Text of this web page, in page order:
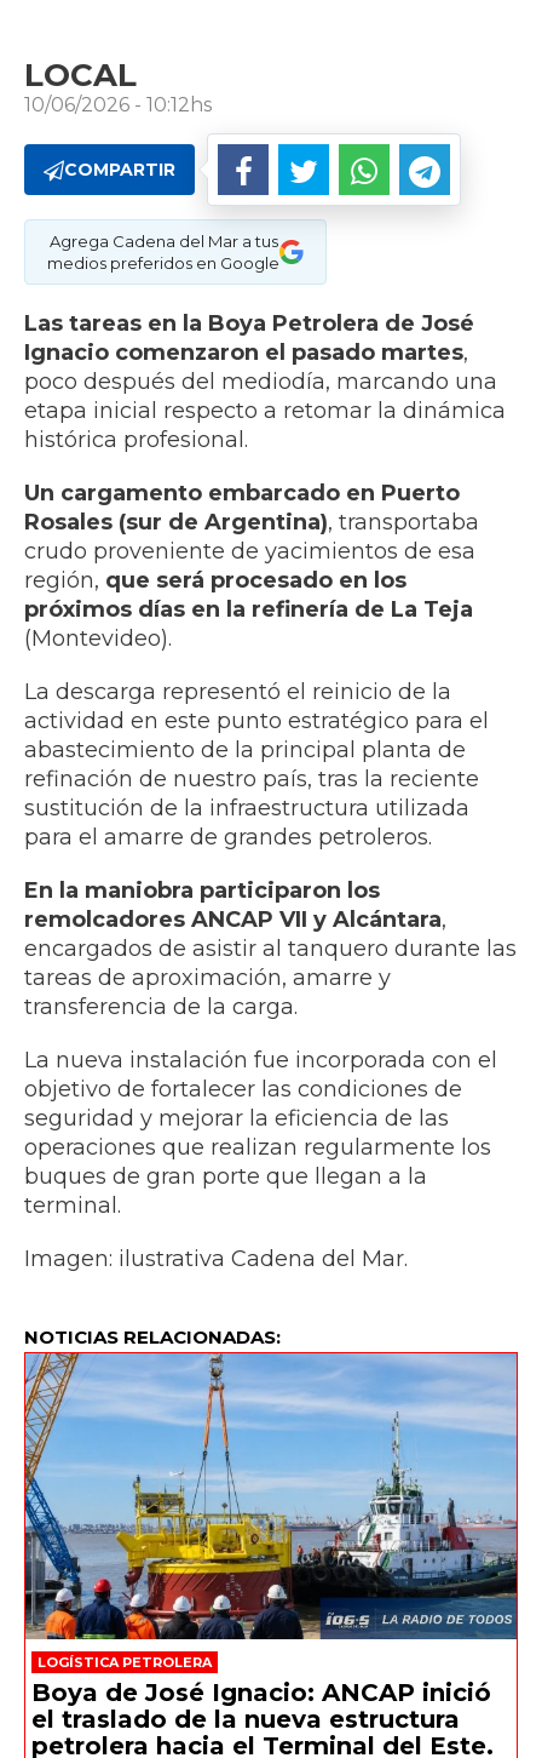
LOCAL
10/06/2026 - 10:12hs
COMPARTIR
Agrega Cadena del Mar a tus
medios preferidos en Google
Las tareas en la Boya Petrolera de José
Ignacio comenzaron el pasado martes,
poco después del mediodía, marcando una
etapa inicial respecto a retomar la dinámica
histórica profesional.
Un cargamento embarcado en Puerto
Rosales (sur de Argentina), transportaba
crudo proveniente de yacimientos de esa
región, que será procesado en los
próximos días en la refinería de La Teja
(Montevideo).
La descarga representó el reinicio de la
actividad en este punto estratégico para el
abastecimiento de la principal planta de
refinación de nuestro país, tras la reciente
sustitución de la infraestructura utilizada
para el amarre de grandes petroleros.
En la maniobra participaron los
remolcadores ANCAP VII y Alcántara,
encargados de asistir al tanquero durante las
tareas de aproximación, amarre y
transferencia de la carga.
La nueva instalación fue incorporada con el
objetivo de fortalecer las condiciones de
seguridad y mejorar la eficiencia de las
operaciones que realizan regularmente los
buques de gran porte que llegan a la
terminal.
Imagen: ilustrativa Cadena del Mar.
NOTICIAS RELACIONADAS:
LOGÍSTICA PETROLERA
Boya de José Ignacio: ANCAP inició
el traslado de la nueva estructura
petrolera hacia el Terminal del Este.